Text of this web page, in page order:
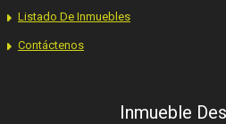
Listado De Inmuebles
Contáctenos
Inmueble